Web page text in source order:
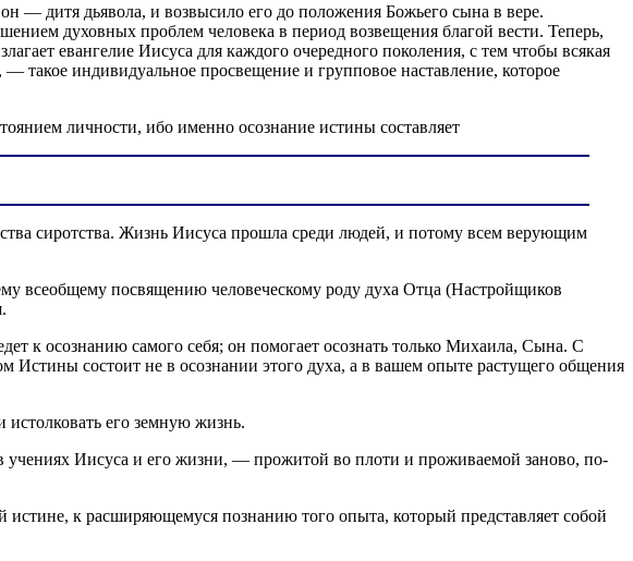
— дитя дьявола, и возвысило его до положения Божьего сына в вере.
духовных проблем человека в период возвещения благой вести. Теперь,
евангелие Иисуса для каждого очередного поколения, с тем чтобы всякая
такое индивидуальное просвещение и групповое наставление, которое
личности, ибо именно осознание истины составляет
сиротства. Жизнь Иисуса прошла среди людей, и потому всем верующим
всеобщему посвящению человеческому роду духа Отца (Настройщиков
к осознанию самого себя; он помогает осознать только Михаила, Сына. С
Истины состоит не в осознании этого духа, а в вашем опыте растущего общения
его земную жизнь.
Иисуса и его жизни, — прожитой во плоти и проживаемой заново, по-
к расширяющемуся познанию того опыта, который представляет собой